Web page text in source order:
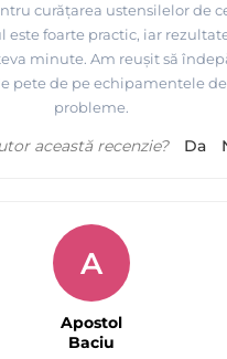
curățarea ustensilelor de
este foarte practic, iar
minute. Am reușit să
pete de pe echipamentele
probleme.
această recenzie? Da
A
Apostol
Baciu